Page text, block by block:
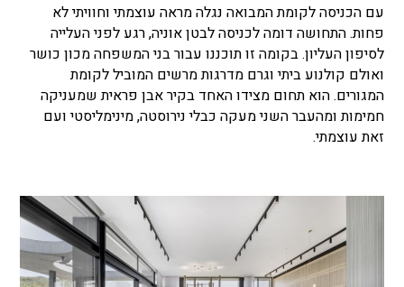
עם הכניסה לקומת המבואה נגלה מראה עוצמתי וחוויתי לא
פחות. התחושה דומה לכניסה לבטן אוניה, רגע לפני העלייה
לסיפון העליון. בקומה זו תוכננו עבור בני המשפחה מכון כושר
ואולם קולנוע ביתי וגרם מדרגות מרשים המוביל לקומת
המגורים. הוא תחום מצידו האחד בקיר אבן פראית שמעניקה
חמימות ומהעבר השני מעקה כבלי נירוסטה, מינימליסטי ועם
זאת עוצמתי.